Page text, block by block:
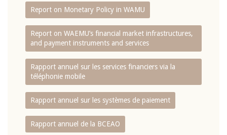
Report on Monetary Policy in WAMU
Report on WAEMU’s financial market infrastructures,
and payment instruments and services
Rapport annuel sur les services financiers via la
téléphonie mobile
Rapport annuel sur les systèmes de paiement
Rapport annuel de la BCEAO